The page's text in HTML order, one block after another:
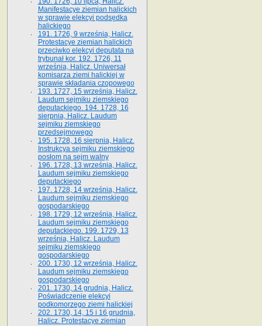
Manifestacye ziemian halickich
w sprawie elekcyi podsędka
halickiego
191. 1726, 9 września, Halicz.
Protestacye ziemian halickich
przeciwko elekcyi deputata na
trybunał kor. 192. 1726, 11
września, Halicz. Uniwersał
komisarza ziemi halickiej w
sprawie składania czopowego
193. 1727, 15 września, Halicz.
Laudum sejmiku ziemskiego
deputackiego. 194. 1728, 16
sierpnia, Halicz. Laudum
sejmiku ziemskiego
przedsejmowego
195. 1728, 16 sierpnia, Halicz.
Instrukcya sejmiku ziemskiego
posłom na sejm walny
196. 1728, 13 września, Halicz.
Laudum sejmiku ziemskiego
deputackiego
197. 1728, 14 września, Halicz.
Laudum sejmiku ziemskiego
gospodarskiego
198. 1729, 12 września, Halicz.
Laudum sejmiku ziemskiego
deputackiego. 199. 1729, 13
września, Halicz. Laudum
sejmiku ziemskiego
gospodarskiego
200. 1730, 12 września, Halicz.
Laudum sejmiku ziemskiego
gospodarskiego
201. 1730, 14 grudnia, Halicz.
Poświadczenie elekcyi
podkomorzego ziemi halickiej
202. 1730, 14, 15 i 16 grudnia,
Halicz. Protestacye ziemian